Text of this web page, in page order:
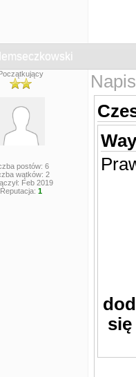
postów: 6
wątków: 2
Feb 2019
Reputacja: 1